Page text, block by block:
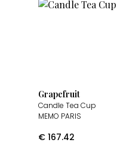
Grapefruit
Candle Tea Cup
MEMO PARIS
€ 167.42